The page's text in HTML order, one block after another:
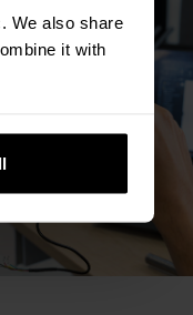
We also share
it with